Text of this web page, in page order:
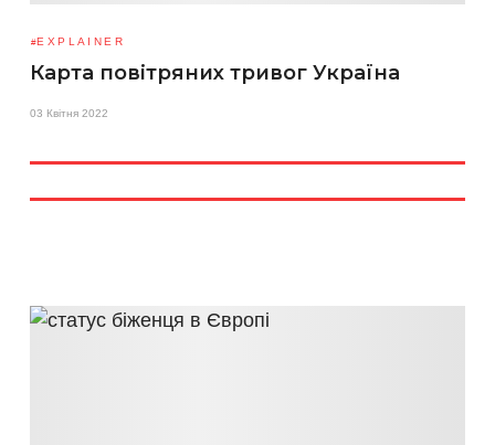
EXPLAINER
Карта повітряних тривог Україна
03 Квітня 2022